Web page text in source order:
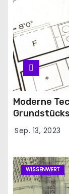
Moderne
für den
Sep. 13, 2023
WISSENWERT